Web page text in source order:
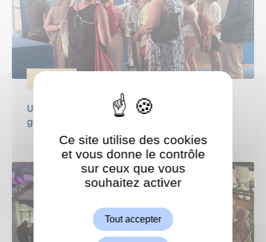
Une sortie culturelle pour les seniors
garchois
ShareThis est désactivé.
Ce site utilise des cookies
et vous donne le contrôle
sur ceux que vous
souhaitez activer
Tout accepter